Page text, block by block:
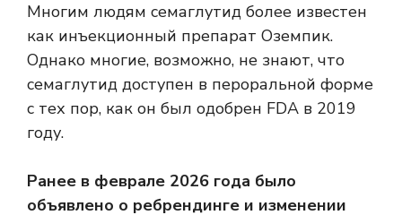
Многим людям семаглутид более известен
как инъекционный препарат Оземпик.
Однако многие, возможно, не знают, что
семаглутид доступен в пероральной форме
с тех пор, как он был одобрен FDA в 2019
году.
Ранее в феврале 2026 года было
объявлено о ребрендинге и изменении